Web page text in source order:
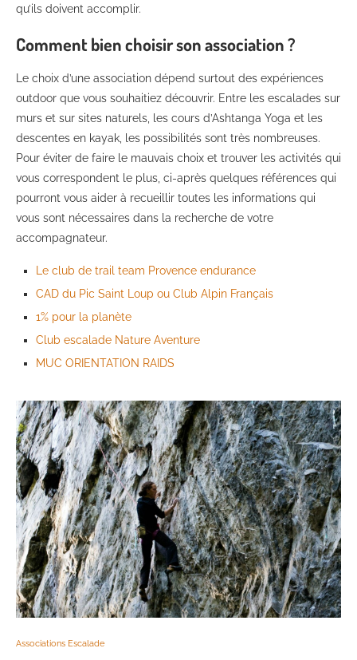
qu’ils doivent accomplir.
Comment bien choisir son association ?
Le choix d’une association dépend surtout des expériences
outdoor que vous souhaitiez découvrir. Entre les escalades sur
murs et sur sites naturels, les cours d’Ashtanga Yoga et les
descentes en kayak, les possibilités sont très nombreuses.
Pour éviter de faire le mauvais choix et trouver les activités qui
vous correspondent le plus, ci-après quelques références qui
pourront vous aider à recueillir toutes les informations qui
vous sont nécessaires dans la recherche de votre
accompagnateur.
Le club de trail team Provence endurance
CAD du Pic Saint Loup ou Club Alpin Français
1% pour la planète
Club escalade Nature Aventure
MUC ORIENTATION RAIDS
Associations Escalade